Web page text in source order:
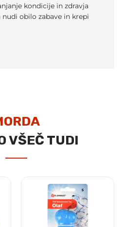
kondicije in zdravja
nudi obilo zabave in krepi
VŠEČ TUDI